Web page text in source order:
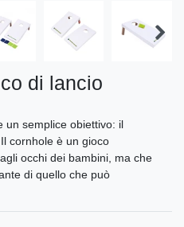
di lancio
un semplice obiettivo: il
cornhole è un gioco
occhi dei bambini, ma che
di quello che può